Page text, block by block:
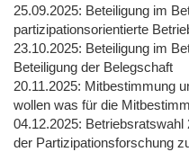
25.09.2025: Beteiligung im
partizipationsorientierte
23.10.2025: Beteiligung im
Beteiligung der Belegschaft
20.11.2025: Mitbestimmung
wollen was für die
04.12.2025:
der Partizipationsforschung